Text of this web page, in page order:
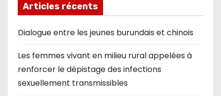
Articles récents
Dialogue entre les jeunes burundais et chinois
Les femmes vivant en milieu rural appelées à
renforcer le dépistage des infections
sexuellement transmissibles